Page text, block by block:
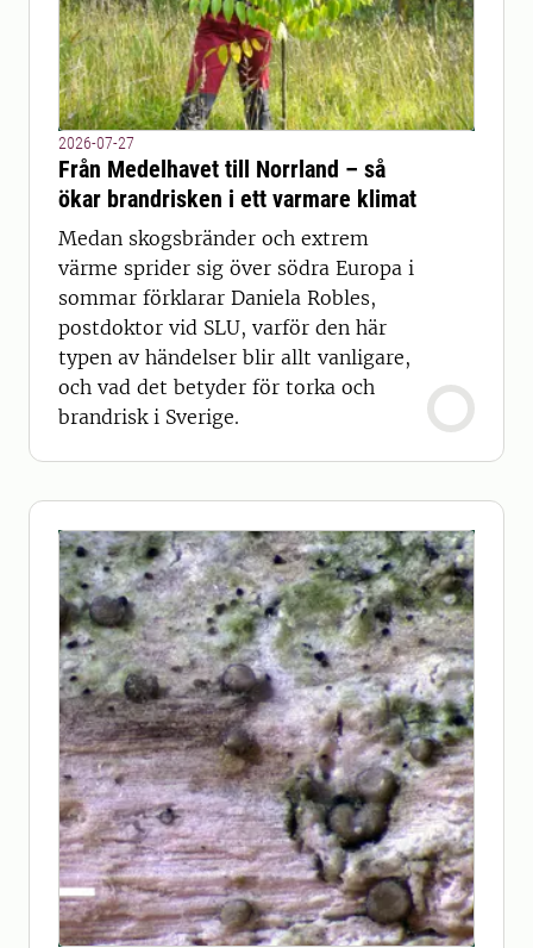
2026-07-27
Från Medelhavet till Norrland – så
ökar brandrisken i ett varmare klimat
Medan skogsbränder och extrem
värme sprider sig över södra Europa i
sommar förklarar Daniela Robles,
postdoktor vid SLU, varför den här
typen av händelser blir allt vanligare,
och vad det betyder för torka och
brandrisk i Sverige.